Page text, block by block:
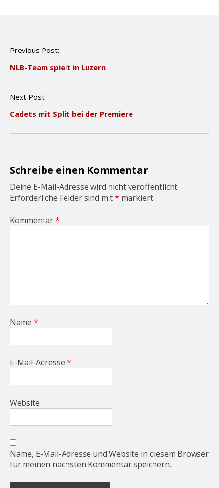
P
s
a
i
o
n
Previous Post:
NLB-Team spielt in Luzern
Next Post:
Cadets mit Split bei der Premiere
Schreibe einen Kommentar
Deine E-Mail-Adresse wird nicht veröffentlicht.
Erforderliche Felder sind mit* markiert
Kommentar*
Name *
E-Mail-Adresse *
Website
Name, E-Mail-Adresse und Website in diesem Browser
für meinen nächsten Kommentar speichern.